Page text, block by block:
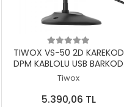
Sepete Ekle
TIWOX VS-50 2D KAREKOD
DPM KABLOLU USB BARKOD
OKUYUCU + STAND
Tiwox
5.390,06 TL